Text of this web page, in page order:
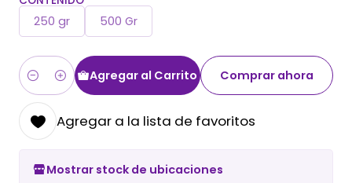
250 gr 500 Gr
Cantidad
Agregar al Carrito Comprar ahora
Agregar a la lista de favoritos
Mostrar stock de ubicaciones